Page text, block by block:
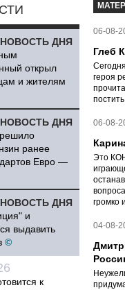
НОВОСТЬ ДНЯ
открыл
и жителям
НОВОСТЬ ДНЯ
ранее
Евро —
НОВОСТЬ ДНЯ
и
выдавить
©
к
06-08-
Глеб
героя
06-08-
Это
громко
04-08-